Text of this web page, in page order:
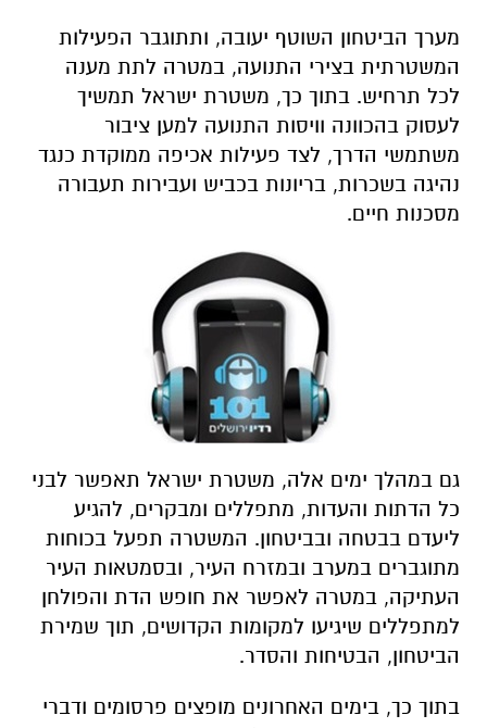
מערך הביטחון השוטף יעובה, ותתוגבר הפעילות
המשטרתית בצירי התנועה, במטרה לתת מענה
לכל תרחיש. בתוך כך, משטרת ישראל תמשיך
לעסוק בהכוונה וויסות התנועה למען ציבור
משתמשי הדרך, לצד פעילות אכיפה ממוקדת כנגד
נהיגה בשכרות, בריונות בכביש ועבירות תעבורה
מסכנות חיים.
גם במהלך ימים אלה, משטרת ישראל תאפשר לבני
כל הדתות והעדות, מתפללים ומבקרים, להגיע
ליעדם בבטחה ובביטחון. המשטרה תפעל בכוחות
מתוגברים במערב ובמזרח העיר, ובסמטאות העיר
העתיקה, במטרה לאפשר את חופש הדת והפולחן
למתפללים שיגיעו למקומות הקדושים, תוך שמירת
הביטחון, הבטיחות והסדר.
בתוך כך, בימים האחרונים מופצים פרסומים ודברי